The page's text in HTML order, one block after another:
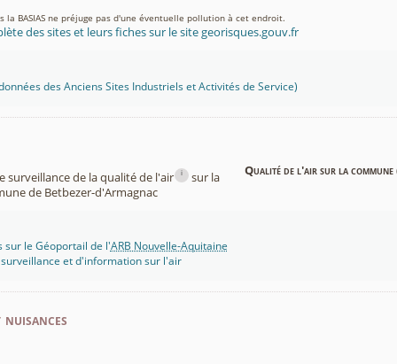
BASIAS ne préjuge pas d'une éventuelle pollution à cet endroit.
des sites et leurs fiches sur le site georisques.gouv.fr
des Anciens Sites Industriels et Activités de Service)
surveillance de la qualité de l'air i
sur la
de Betbezer-d'Armagnac
Qualité de l'air sur la commune
sur le Géoportail de l'ARB Nouvelle-Aquitaine
surveillance et d'information sur l'air